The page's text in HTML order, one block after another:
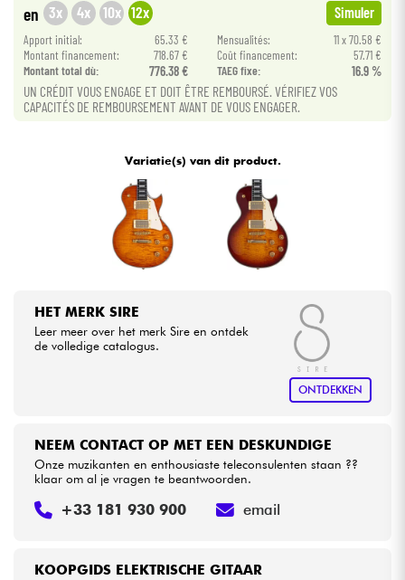
Kabels & toebehoren
HiFi
Bekijk onze merken
en 3x 4x 10x 12x Simuler
Apport initial: 65.33 € Mensualités:
11 x 70.58 €
Montant financement:
718.67 € Coût financement:
57.71 €
Montant total dù:
776.38 € TAEG fixe: 16.9 %
UN CRÉDIT VOUS ENGAGE ET DOIT ÊTRE REMBOURSÉ. VÉRIFIEZ VOS
CAPACITÉS DE REMBOURSEMENT AVANT DE VOUS ENGAGER.
Variatie(s) van dit product.
HET MERK SIRE
Leer meer over het merk Sire en ontdek
de volledige catalogus.
ONTDEKKEN
KOOPGIDS ELEKTRISCHE GITAAR
NEEM CONTACT OP MET EEN DESKUNDIGE
Onze muzikanten en enthousiaste teleconsulenten staan ??
klaar om al je vragen te beantwoorden.
+33 181 930 900 email